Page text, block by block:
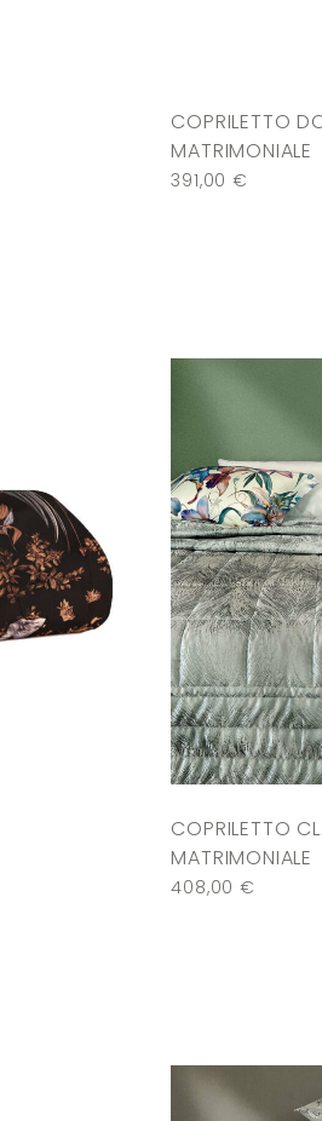
COPRILETTO
MATRIMONIALE
391,00€
COPRILETTO
MATRIMONIALE
408,00€